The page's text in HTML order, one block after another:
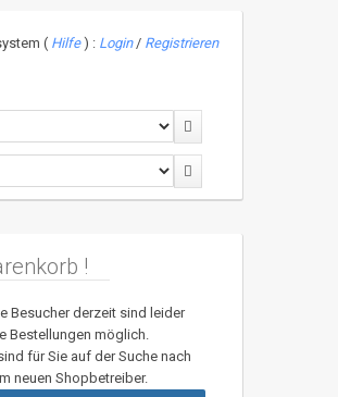
( Hilfe) : Login/ Registrieren
!
Besucher derzeit sind leider
Bestellungen möglich.
für Sie auf der Suche nach
neuen Shopbetreiber.